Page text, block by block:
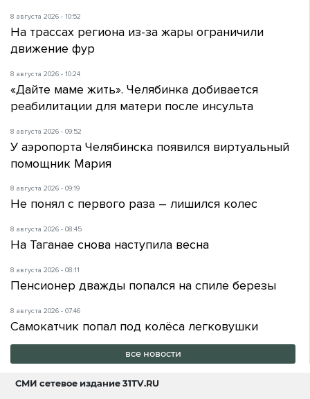
8 августа 2026 - 10:52
На трассах региона из-за жары ограничили
движение фур
8 августа 2026 - 10:24
«Дайте маме жить». Челябинка добивается
реабилитации для матери после инсульта
8 августа 2026 - 09:52
У аэропорта Челябинска появился виртуальный
помощник Мария
8 августа 2026 - 09:19
Не понял с первого раза – лишился колес
8 августа 2026 - 08:45
На Таганае снова наступила весна
8 августа 2026 - 08:11
Пенсионер дважды попался на спиле березы
8 августа 2026 - 07:46
Самокатчик попал под колёса легковушки
все новости
СМИ сетевое издание31TV.RU